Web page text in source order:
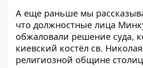
А еще раньше мы
что должностные лица
обжаловали решение суда,
киевский костёл св.
религиозной общине